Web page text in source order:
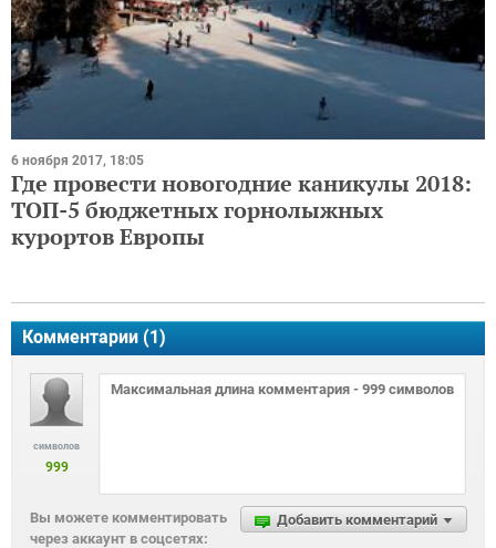
6 ноября 2017, 18:05
Где провести новогодние каникулы 2018:
ТОП-5 бюджетных горнолыжных
курортов Европы
Комментарии (1)
символов
999
Добавить комментарий
Вы можете комментировать
через аккаунт в соцсетях: